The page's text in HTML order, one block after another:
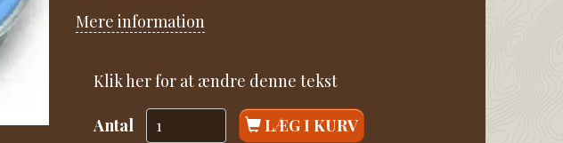
Mere information
Klik her for at ændre denne tekst
Antal LÆG I KURV